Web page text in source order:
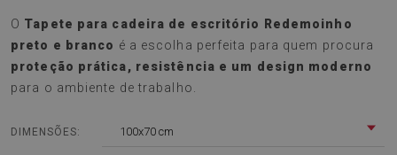
O Tapete para cadeira de escritório Redemoinho
preto e branco é a escolha perfeita para quem procura
proteção prática, resistência e um design moderno
para o ambiente de trabalho.
DIMENSÕES: 100x70 cm